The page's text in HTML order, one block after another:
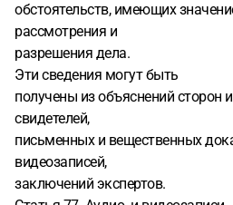
обстоятельств, имеющих
рассмотрения и
разрешения дела.
Эти сведения могут быть
получены из объяснений сторон
свидетелей,
письменных и вещественных
видеозаписей,
заключений экспертов.